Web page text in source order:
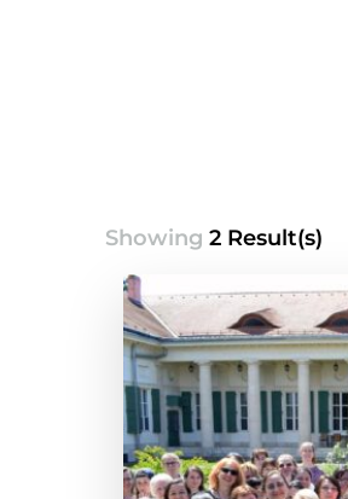
Showing 2 Result(s)